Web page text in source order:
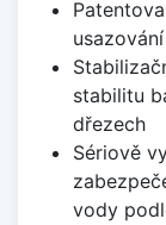
stabilitu
dřezech
Sériově
vody